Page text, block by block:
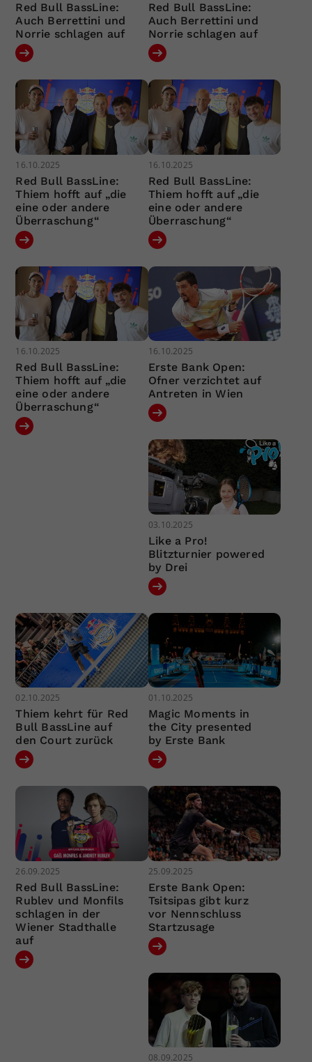
Red Bull BassLine:
Auch Berrettini und
Norrie schlagen auf
Red Bull BassLine:
Auch Berrettini und
Norrie schlagen auf
16.10.2025
Red Bull BassLine:
Thiem hofft auf „die
eine oder andere
Überraschung“
16.10.2025
Red Bull BassLine:
Thiem hofft auf „die
eine oder andere
Überraschung“
16.10.2025
Red Bull BassLine:
Thiem hofft auf „die
eine oder andere
Überraschung“
16.10.2025
Erste Bank Open:
Ofner verzichtet auf
Antreten in Wien
03.10.2025
Like a Pro!
Blitzturnier powered
by Drei
02.10.2025
Thiem kehrt für Red
Bull BassLine auf
den Court zurück
01.10.2025
Magic Moments in
the City presented
by Erste Bank
26.09.2025
Red Bull BassLine:
Rublev und Monfils
schlagen in der
Wiener Stadthalle
auf
25.09.2025
Erste Bank Open:
Tsitsipas gibt kurz
vor Nennschluss
Startzusage
08.09.2025